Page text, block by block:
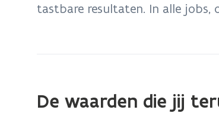
Maaktastbare resultaten. In alle jobs,
De waarden die jij